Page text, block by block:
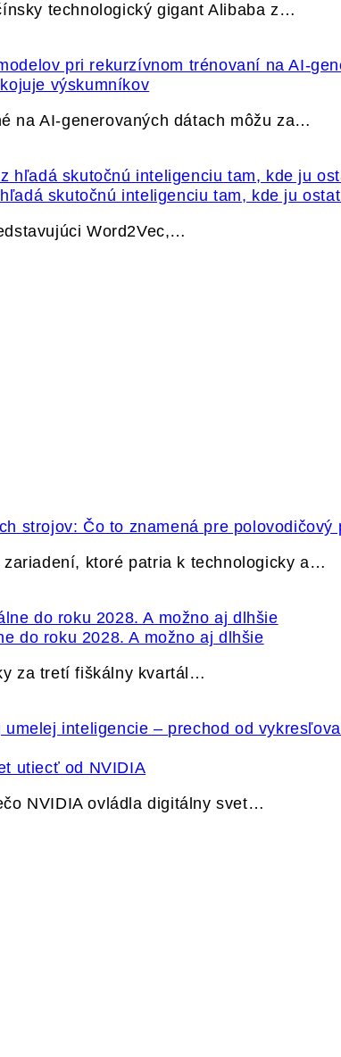
technologický gigant Alibaba z…
výskumníkov
na AI-generovaných dátach môžu za…
skutočnú inteligenciu tam, kde ju
Word2Vec,…
strojov: Čo to znamená pre polovodičový
ktoré patria k technologicky a…
do roku 2028. A možno aj dlhšie
za tretí fiškálny kvartál…
utiecť od NVIDIA
NVIDIA ovládla digitálny svet…